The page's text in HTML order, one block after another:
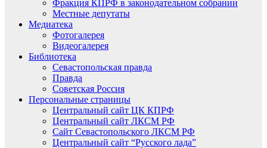
Фракция КПРФ в законодательном собрании
Местные депутаты
Медиатека
Фотогалерея
Видеогалерея
Библиотека
Севастопольская правда
Правда
Советская Россия
Персональные страницы
Центральный сайт ЦК КПРФ
Центральный сайт ЛКСМ РФ
Сайт Севастопольского ЛКСМ РФ
Центральный сайт “Русского лада”